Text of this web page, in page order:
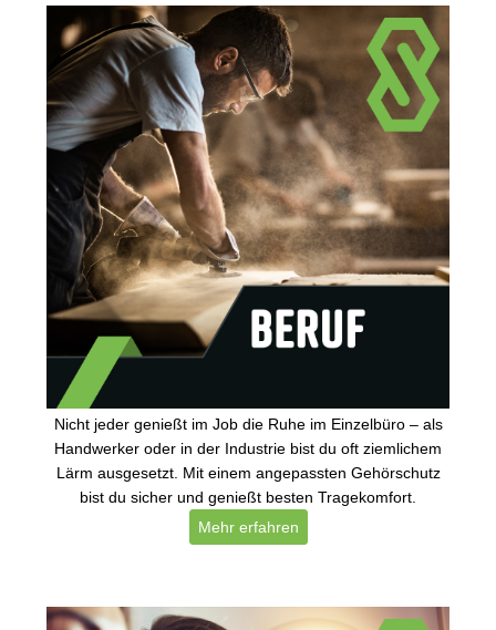
Nicht jeder genießt im Job die Ruhe im Einzelbüro – als
Handwerker oder in der Industrie bist du oft ziemlichem
Lärm ausgesetzt. Mit einem angepassten Gehörschutz
bist du sicher und genießt besten Tragekomfort.
Mehr erfahren